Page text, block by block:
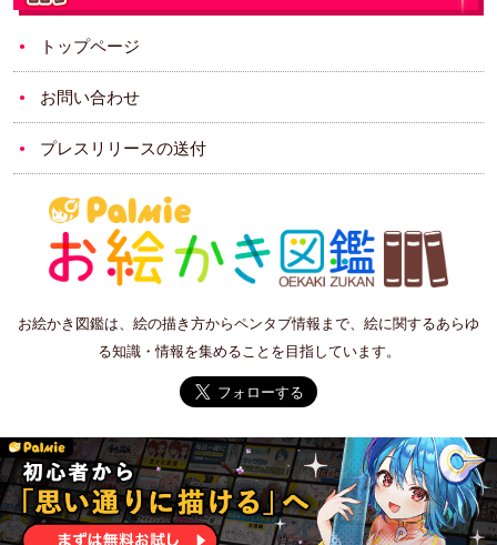
トップページ
お問い合わせ
プレスリリースの送付
お絵かき図鑑は、絵の描き方からペンタブ情報まで、絵に関するあらゆ
る知識・情報を集めることを目指しています。